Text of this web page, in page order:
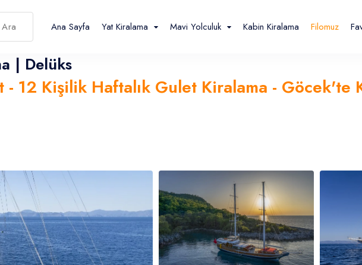
Ana Sayfa Yat Kiralama Mavi Yolculuk Kabin Kiralama Filomuz
| Delüks
12 Kişilik Haftalık Gulet Kiralama - Göcek'te